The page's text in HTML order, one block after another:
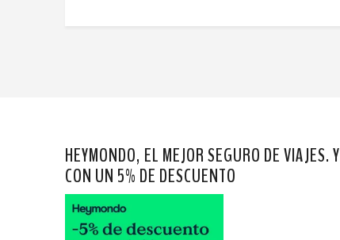
HEYMONDO, EL MEJOR SEGURO DE VIAJES. Y
CON UN 5% DE DESCUENTO